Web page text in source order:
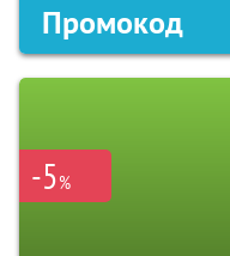
Промокод
-5%